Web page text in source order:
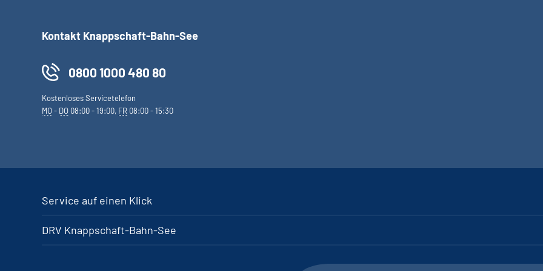
Kontakt Knappschaft-Bahn-See
0800 1000 480 80
Kostenloses Servicetelefon
MO- DO 08:00 - 19:00, FR 08:00 - 15:30
Service auf einen Klick
DRV Knappschaft-Bahn-See